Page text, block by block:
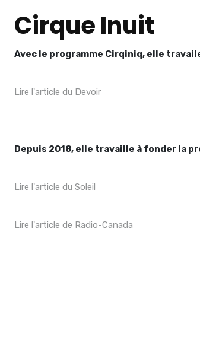
Cirque Inuit
Avec le programme Cirqiniq, elle
Lire l'article du Devoir
Depuis 2018, elle travaille à fonder la
Lire l'article du Soleil
Lire l'article de Radio-Canada